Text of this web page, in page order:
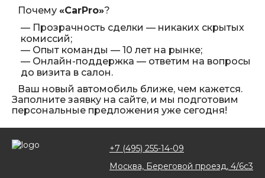
Почему «CarPro»?
— Прозрачность сделки — никаких скрытых
комиссий;
— Опыт команды — 10 лет на рынке;
— Онлайн-поддержка — ответим на вопросы
до визита в салон.
Ваш новый автомобиль ближе, чем кажется.
Заполните заявку на сайте, и мы подготовим
персональные предложения уже сегодня!
+7 (495) 255-14-09
Москва, Береговой проезд, 4/6с3